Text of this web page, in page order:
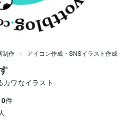
制作 アイコン作成・SNSイラスト作成
カワなイラスト
0件